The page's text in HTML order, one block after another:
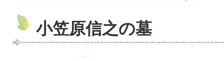
小笠原信之の墓